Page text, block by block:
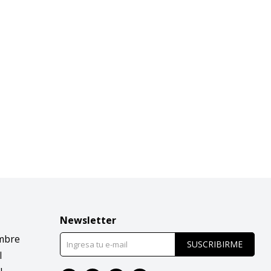
Newsletter
SUSCRIBIRME